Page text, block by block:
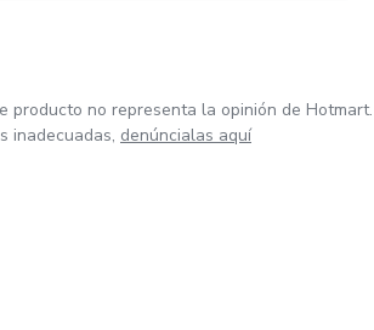
producto no representa la opinión de Hotmart.
inadecuadas, denúncialas aquí